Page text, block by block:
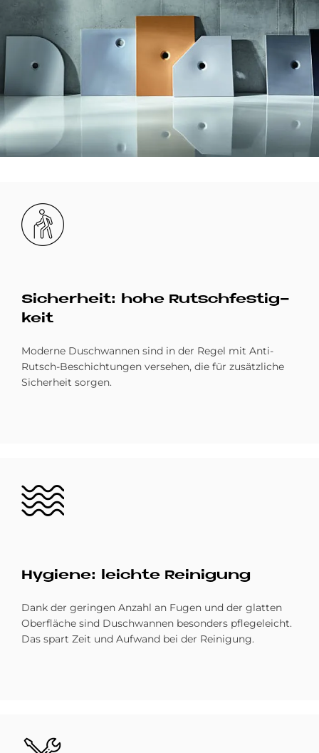
Bild
Si­cher­heit: hohe Rutsch­fe­stig­
keit
Moderne Duschwannen sind in der Regel mit Anti-
Rutsch-Beschichtungen versehen, die für zusätzliche
Sicherheit sorgen.
Bild
Hy­gie­ne: leich­te Rei­ni­gung
Dank der geringen Anzahl an Fugen und der glatten
Oberfläche sind Duschwannen besonders pflegeleicht.
Das spart Zeit und Aufwand bei der Reinigung.
Bild